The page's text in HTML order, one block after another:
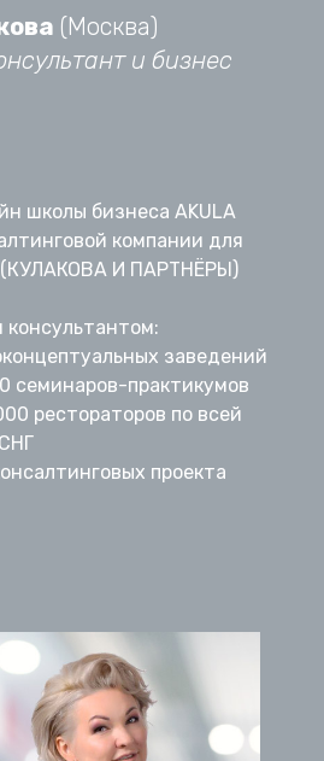
(Москва)
и бизнес
школы бизнеса AKULA
компании для
(КУЛАКОВА И ПАРТНЁРЫ)
заведений
семинаров-практикумов
рестораторов по всей
проекта